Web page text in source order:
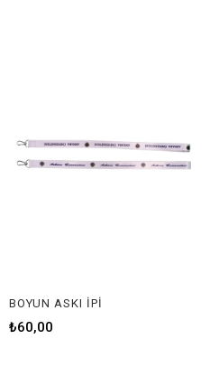
BOYUN ASKI İPİ
₺60,00